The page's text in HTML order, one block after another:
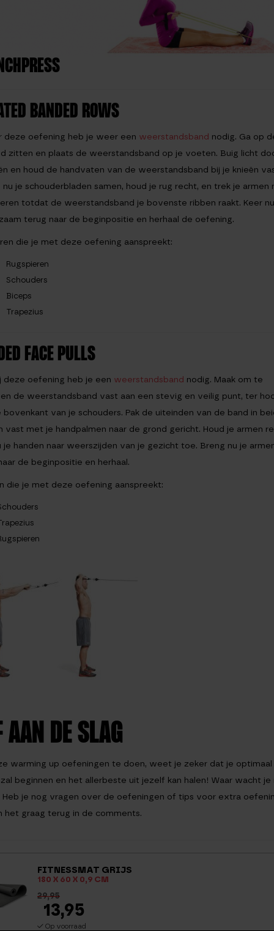
BANDED ROWS
deze oefening heb je weer een weerstandsband nodig. Ga op
zitten en plaats de weerstandsband op je voeten. Buig licht
en houd de handvaten van de weerstandsband bij je knieën
nu je schouderbladen samen, houd je rug recht, en trek je armen
totdat de weerstandsband je bovenste ribben raakt. Keer nu
terug naar de beginpositie en herhaal de oefening.
die je met deze oefening aanspreekt:
Rugspieren
Schouders
Biceps
Trapezius
FACE PULLS
deze oefening heb je een weerstandsband nodig. Maak om te
de weerstandsband vast aan een stevig en veilig punt, ter
bovenkant van je schouders. Pak de uiteinden van de band in
vast met je handpalmen naar de grond gericht. Houd je armen
je handen naar weerszijden van je gezicht toe. Breng nu je
de beginpositie en herhaal.
die je met deze oefening aanspreekt:
AAN DE SLAG
warming up oefeningen te doen, weet je zeker dat je optimaal
beginnen en het allerbeste uit jezelf kan halen! Waar wacht je
Heb je nog vragen over de oefeningen of tips voor extra
het graag terug in de comments.
FITNESSMAT GRIJS
180 X 60 X 0,9 CM
29,95
13,95
Op voorraad